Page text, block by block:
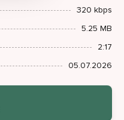
320 kbps
5.25 MB
2:17
05.07.2026